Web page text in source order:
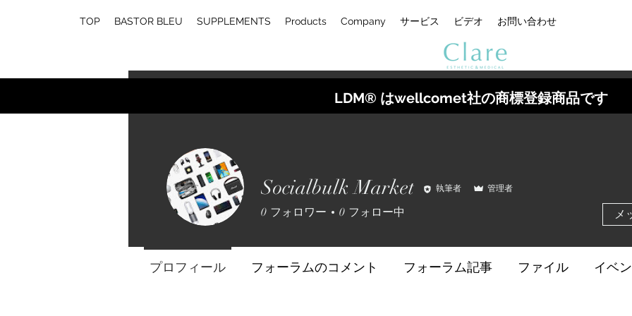
TOP BASTOR BLEU SUPPLEMENTS Products Company サービス ビデオ お問い合わせ
LDM® はwellcomet社の商標登録商品です
Socialbulk Market 執筆者 管理者
0 フォロワー 0 フォロー中 メ
プロフィール フォーラムのコメント フォーラム記事 ファイル イベ